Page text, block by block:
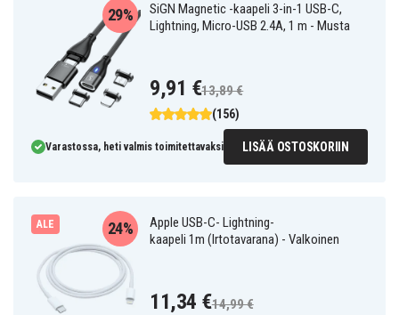
SiGN Magnetic -kaapeli 3-in-1 USB-C,
Lightning, Micro-USB 2.4A, 1 m - Musta
(156)
29%
9,91 €13,89 €
Varastossa, heti valmis toimitettavaksi LISÄÄ OSTOSKORIIN
ALE
Apple USB-C- Lightning-
kaapeli 1m (Irtotavarana) - Valkoinen
24%
11,34 €14,99 €